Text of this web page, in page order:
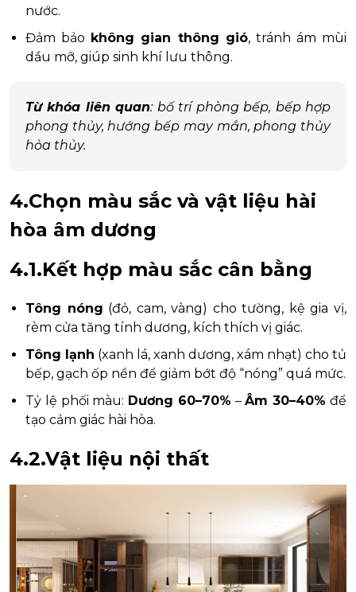
nước.
Đảm bảo không gian thông gió, tránh ám mùi
dầu mỡ, giúp sinh khí lưu thông.
Từ khóa liên quan: bố trí phòng bếp, bếp hợp
phong thủy, hướng bếp may mắn, phong thủy
hỏa thủy.
4.Chọn màu sắc và vật liệu hài
hòa âm dương
4.1.Kết hợp màu sắc cân bằng
Tông nóng (đỏ, cam, vàng) cho tường, kệ gia vị,
rèm cửa tăng tính dương, kích thích vị giác.
Tông lạnh (xanh lá, xanh dương, xám nhạt) cho tủ
bếp, gạch ốp nền để giảm bớt độ “nóng” quá mức.
Tỷ lệ phối màu: Dương 60–70% –Âm 30–40% để
tạo cảm giác hài hòa.
4.2.Vật liệu nội thất